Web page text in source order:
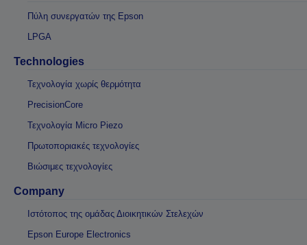
Πύλη συνεργατών της Epson
LPGA
Technologies
Τεχνολογία χωρίς θερμότητα
PrecisionCore
Τεχνολογία Micro Piezo
Πρωτοποριακές τεχνολογίες
Βιώσιμες τεχνολογίες
Company
Ιστότοπος της ομάδας Διοικητικών Στελεχών
Epson Europe Electronics